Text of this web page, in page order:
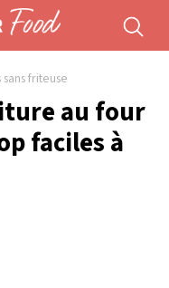
sans friteuse
au four
faciles à